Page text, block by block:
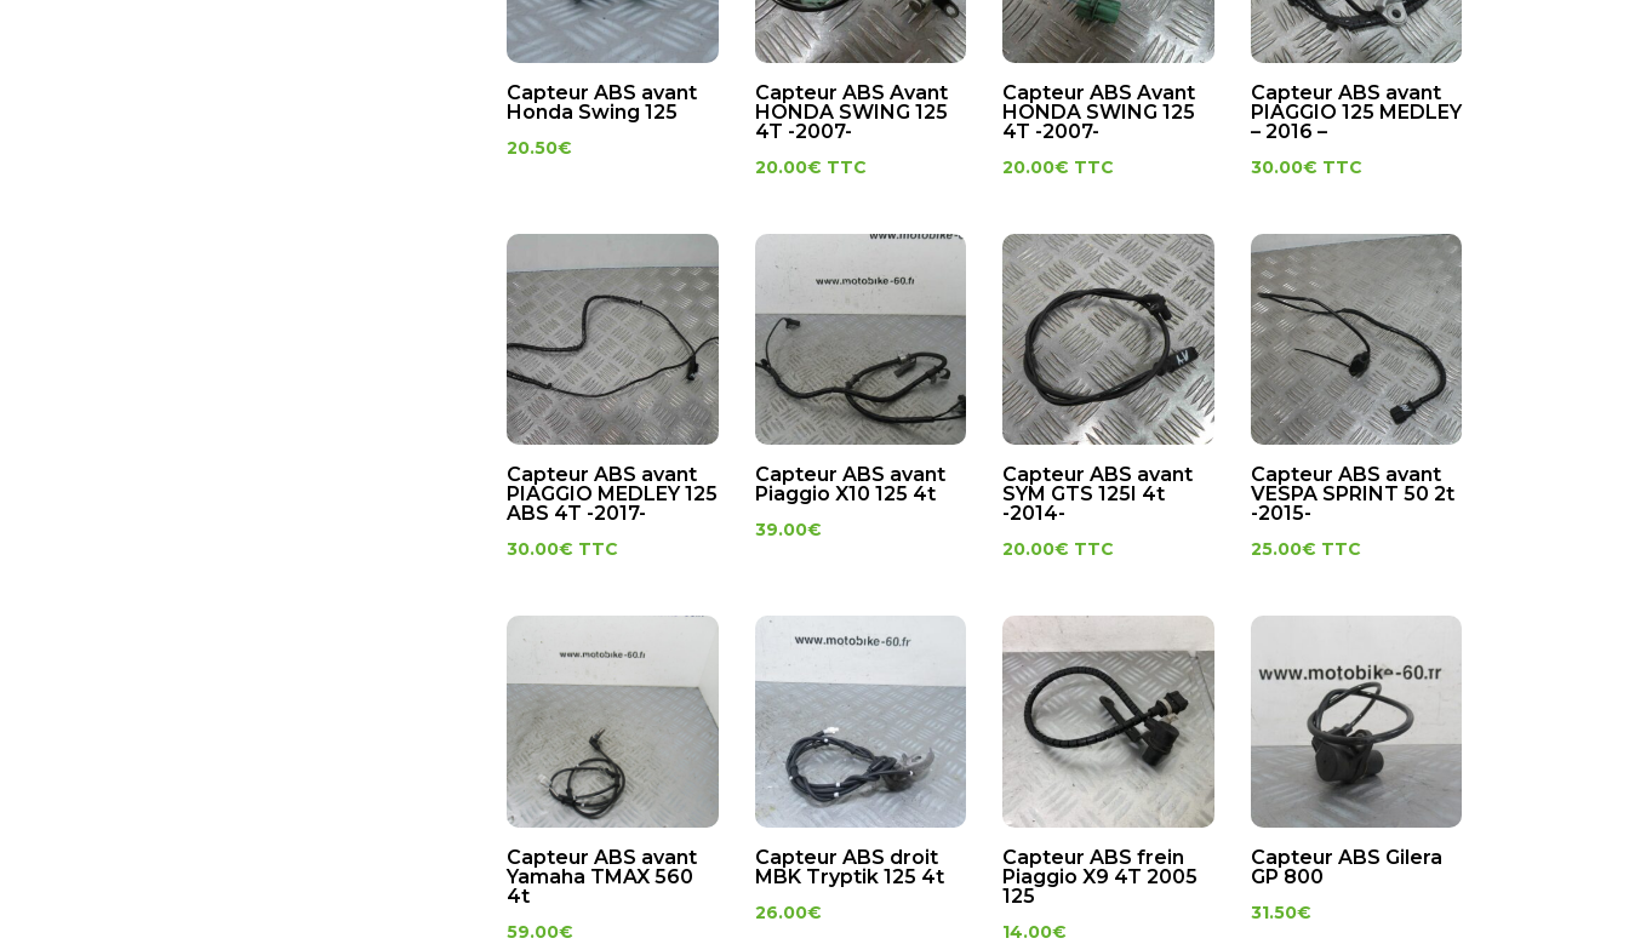
Capteur ABS avant
Honda Swing 125
20.50€
Capteur ABS Avant
HONDA SWING 125
4T -2007-
20.00€ TTC
Capteur ABS Avant
HONDA SWING 125
4T -2007-
20.00€ TTC
Capteur ABS avant
PIAGGIO 125 MEDLEY
– 2016 –
30.00€ TTC
Capteur ABS avant
PIAGGIO MEDLEY 125
ABS 4T -2017-
30.00€ TTC
Capteur ABS avant
Piaggio X10 125 4t
39.00€
Capteur ABS avant
SYM GTS 125I 4t
-2014-
20.00€ TTC
Capteur ABS avant
VESPA SPRINT 50 2t
-2015-
25.00€ TTC
Capteur ABS avant
Yamaha TMAX 560
4t
59.00€
Capteur ABS droit
MBK Tryptik 125 4t
26.00€
Capteur ABS frein
Piaggio X9 4T 2005
125
14.00€
Capteur ABS Gilera
GP 800
31.50€